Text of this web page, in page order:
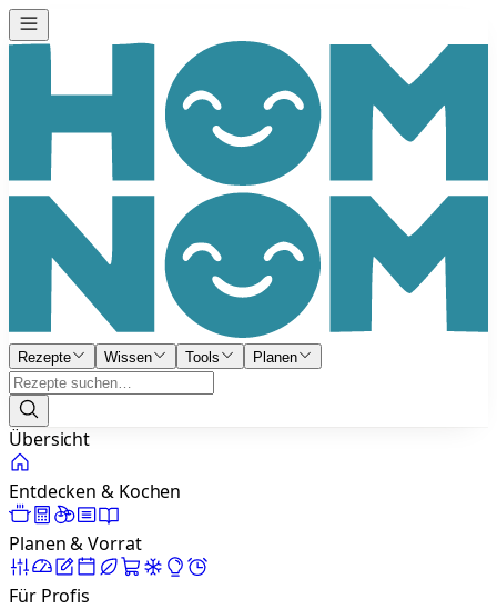
Rezepte Wissen Tools Planen
Übersicht
Entdecken & Kochen
Planen & Vorrat
Für Profis